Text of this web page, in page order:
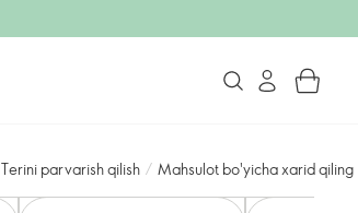
Terini parvarish qilish / Mahsulot bo'yicha xarid qiling